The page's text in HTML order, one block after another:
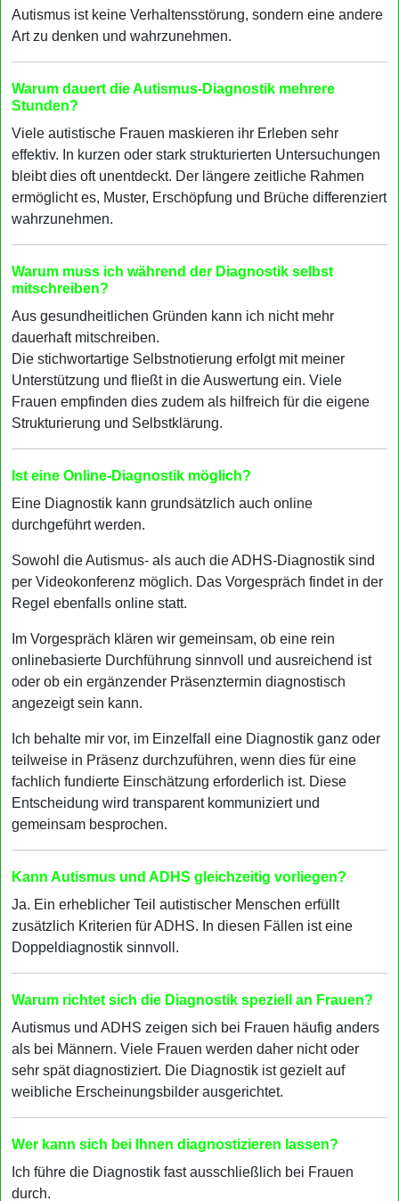
Autismus ist keine Verhaltensstörung, sondern eine andere
Art zu denken und wahrzunehmen.
Warum dauert die Autismus-Diagnostik mehrere
Stunden?
Viele autistische Frauen maskieren ihr Erleben sehr
effektiv. In kurzen oder stark strukturierten Untersuchungen
bleibt dies oft unentdeckt. Der längere zeitliche Rahmen
ermöglicht es, Muster, Erschöpfung und Brüche differenziert
wahrzunehmen.
Warum muss ich während der Diagnostik selbst
mitschreiben?
Aus gesundheitlichen Gründen kann ich nicht mehr
dauerhaft mitschreiben.
Die stichwortartige Selbstnotierung erfolgt mit meiner
Unterstützung und fließt in die Auswertung ein. Viele
Frauen empfinden dies zudem als hilfreich für die eigene
Strukturierung und Selbstklärung.
Ist eine Online-Diagnostik möglich?
Eine Diagnostik kann grundsätzlich auch online
durchgeführt werden.
Sowohl die Autismus- als auch die ADHS-Diagnostik sind
per Videokonferenz möglich. Das Vorgespräch findet in der
Regel ebenfalls online statt.
Im Vorgespräch klären wir gemeinsam, ob eine rein
onlinebasierte Durchführung sinnvoll und ausreichend ist
oder ob ein ergänzender Präsenztermin diagnostisch
angezeigt sein kann.
Ich behalte mir vor, im Einzelfall eine Diagnostik ganz oder
teilweise in Präsenz durchzuführen, wenn dies für eine
fachlich fundierte Einschätzung erforderlich ist. Diese
Entscheidung wird transparent kommuniziert und
gemeinsam besprochen.
Kann Autismus und ADHS gleichzeitig vorliegen?
Ja. Ein erheblicher Teil autistischer Menschen erfüllt
zusätzlich Kriterien für ADHS. In diesen Fällen ist eine
Doppeldiagnostik sinnvoll.
Warum richtet sich die Diagnostik speziell an Frauen?
Autismus und ADHS zeigen sich bei Frauen häufig anders
als bei Männern. Viele Frauen werden daher nicht oder
sehr spät diagnostiziert. Die Diagnostik ist gezielt auf
weibliche Erscheinungsbilder ausgerichtet.
Wer kann sich bei Ihnen diagnostizieren lassen?
Ich führe die Diagnostik fast ausschließlich bei Frauen
durch.